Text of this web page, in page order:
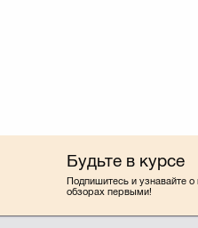
Будьте в курсе
Подпишитесь и узнавайте о
обзорах первыми!